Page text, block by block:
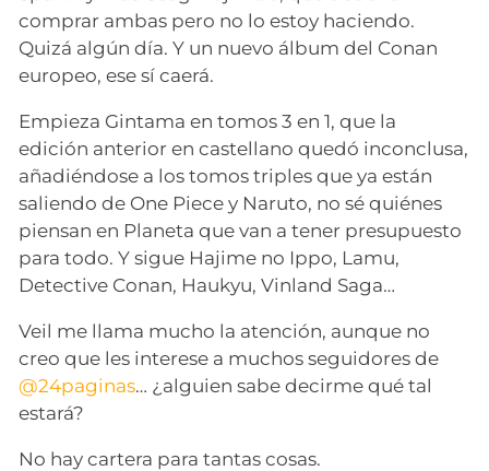
comprar ambas pero no lo estoy haciendo.
Quizá algún día. Y un nuevo álbum del Conan
europeo, ese sí caerá.
Empieza Gintama en tomos 3 en 1, que la
edición anterior en castellano quedó inconclusa,
añadiéndose a los tomos triples que ya están
saliendo de One Piece y Naruto, no sé quiénes
piensan en Planeta que van a tener presupuesto
para todo. Y sigue Hajime no Ippo, Lamu,
Detective Conan, Haukyu, Vinland Saga…
Veil me llama mucho la atención, aunque no
creo que les interese a muchos seguidores de
@24paginas… ¿alguien sabe decirme qué tal
estará?
No hay cartera para tantas cosas.